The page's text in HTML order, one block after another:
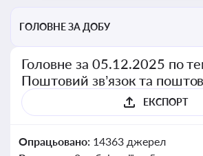
ГОЛОВНЕ ЗА ДОБУ
Головне за 05.12.2025 по
Поштовий зв’язок та
ЕКСПОРТ
Опрацьовано: 14363 джерел